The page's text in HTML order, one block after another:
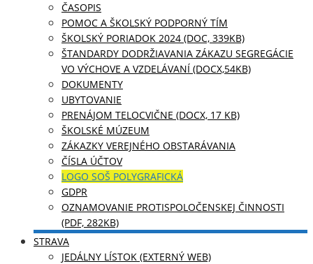
ČASOPIS
POMOC A ŠKOLSKÝ PODPORNÝ TÍM
ŠKOLSKÝ PORIADOK 2024 (DOC, 339KB)
ŠTANDARDY DODRŽIAVANIA ZÁKAZU SEGREGÁCIE
VO VÝCHOVE A VZDELÁVANÍ (DOCX,54KB)
DOKUMENTY
UBYTOVANIE
PRENÁJOM TELOCVIČNE (DOCX, 17 KB)
ŠKOLSKÉ MÚZEUM
ZÁKAZKY VEREJNÉHO OBSTARÁVANIA
ČÍSLA ÚČTOV
LOGO SOŠ POLYGRAFICKÁ
GDPR
OZNAMOVANIE PROTISPOLOČENSKEJ ČINNOSTI
(PDF, 282KB)
STRAVA
JEDÁLNY LÍSTOK (EXTERNÝ WEB)